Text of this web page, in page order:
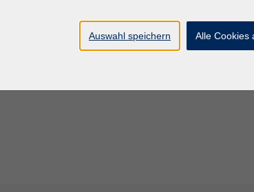
von 1,5 bis 3,5 Jahren mit
Auswahl speichern Alle Cookies